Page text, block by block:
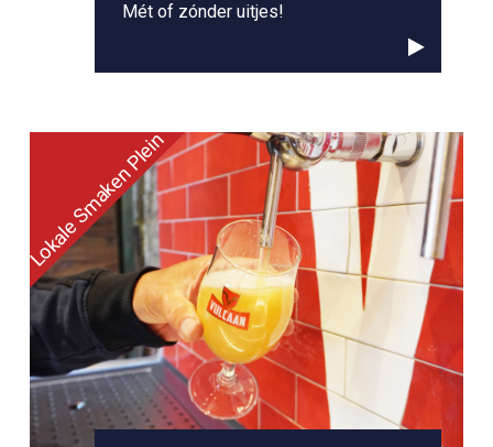
Mét of zónder uitjes!
Lokale Smaken Plein